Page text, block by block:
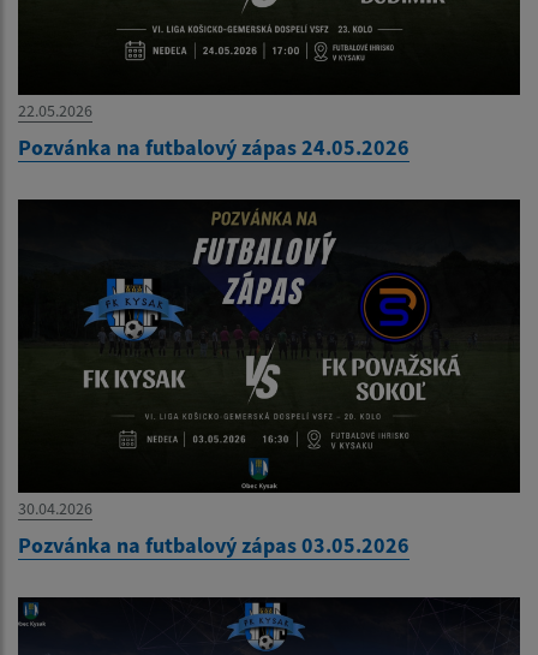
22.05.2026
Pozvánka na futbalový zápas 24.05.2026
30.04.2026
Pozvánka na futbalový zápas 03.05.2026